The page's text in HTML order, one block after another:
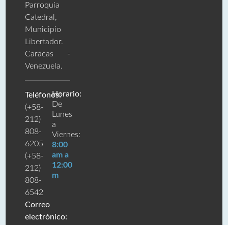
Parroquia
Catedral,
Municipio
Libertador.
Caracas -
Venezuela.
Teléfonos:
(+58-
212)
808-
6205
(+58-
212)
808-
6542
Correo
electrónico:
Horario:
De
Lunes
a
Viernes:
8:00
am a
12:00
m